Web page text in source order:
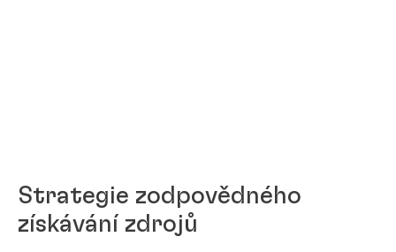
Strategie zodpovědného
získávání zdrojů